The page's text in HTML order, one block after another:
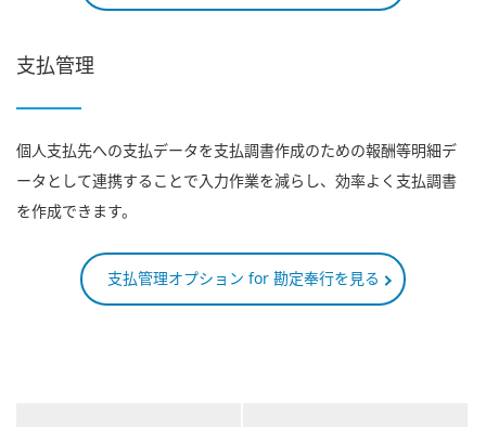
支払管理
個人支払先への支払データを支払調書作成のための報酬等明細デ
ータとして連携することで入力作業を減らし、効率よく支払調書
を作成できます。
支払管理オプション for 勘定奉行を見る